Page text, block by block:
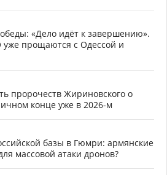
«Дело идёт к завершению».
прощаются с Одессой и
пророчеств Жириновского о
конце уже в 2026-м
базы в Гюмри: армянские
массовой атаки дронов?